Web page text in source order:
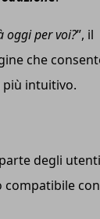
oggi per voi?”, il
che
più intuitivo.
degli utenti
compatibile con